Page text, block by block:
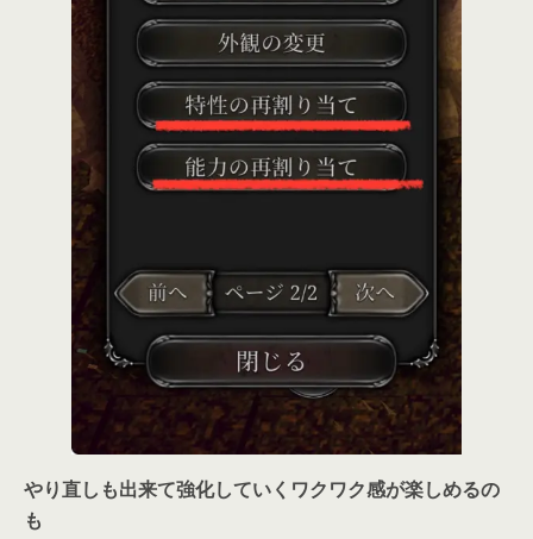
やり直しも出来て強化していくワクワク感が楽しめるの
も